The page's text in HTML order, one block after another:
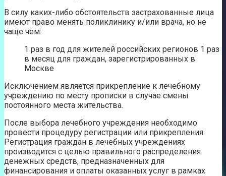
В силу каких-либо обстоятельств застрахованные лица
имеют право менять поликлинику и/или врача, но не
чаще чем:
1 раз в год для жителей российских регионов 1 раз
в месяц для граждан, зарегистрированных в
Москве
Исключением является прикрепление к лечебному
учреждению по месту прописки в случае смены
постоянного места жительства.
После выбора лечебного учреждения необходимо
провести процедуру регистрации или прикрепления.
Регистрация граждан в лечебных учреждениях
производится с целью правильного распределения
денежных средств, предназначенных для
финансирования и оплаты оказанных услуг в рамках